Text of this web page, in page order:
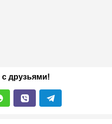
с друзьями!